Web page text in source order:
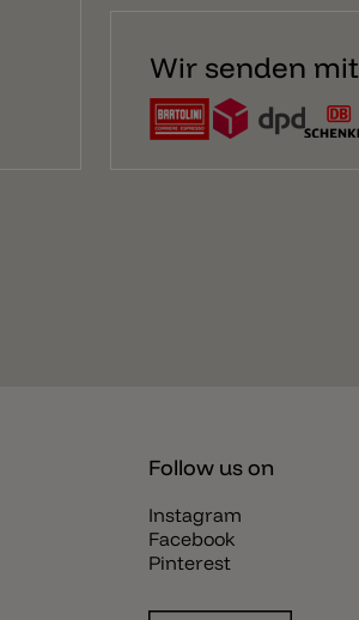
Wir senden mit
Follow us on
Instagram
Facebook
Pinterest